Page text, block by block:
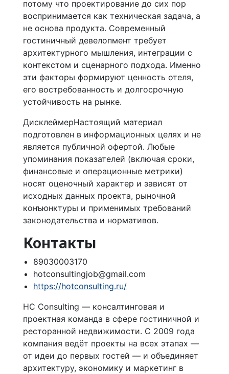
потому что проектирование до сих пор
воспринимается как техническая задача, а
не основа продукта. Современный
гостиничный девелопмент требует
архитектурного мышления, интеграции с
контекстом и сценарного подхода. Именно
эти факторы формируют ценность отеля,
его востребованность и долгосрочную
устойчивость на рынке.
ДисклеймерНастоящий материал
подготовлен в информационных целях и не
является публичной офертой. Любые
упоминания показателей (включая сроки,
финансовые и операционные метрики)
носят оценочный характер и зависят от
исходных данных проекта, рыночной
конъюнктуры и применимых требований
законодательства и нормативов.
Контакты
89030003170
hotconsultingjob@gmail.com
https://hotconsulting.ru/
HC Consulting — консалтинговая и
проектная команда в сфере гостиничной и
ресторанной недвижимости. С 2009 года
компания ведёт проекты на всех этапах —
от идеи до первых гостей — и объединяет
архитектуру, экономику и маркетинг в